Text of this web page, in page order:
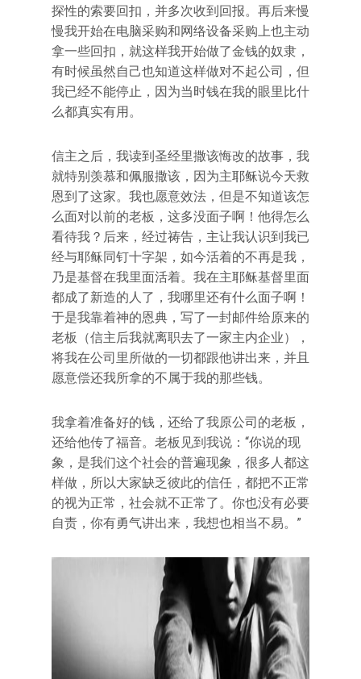
探性的索要回扣，并多次收到回报。再后来慢
慢我开始在电脑采购和网络设备采购上也主动
拿一些回扣，就这样我开始做了金钱的奴隶，
有时候虽然自己也知道这样做对不起公司，但
我已经不能停止，因为当时钱在我的眼里比什
么都真实有用。
信主之后，我读到圣经里撒该悔改的故事，我
就特别羡慕和佩服撒该，因为主耶稣说今天救
恩到了这家。我也愿意效法，但是不知道该怎
么面对以前的老板，这多没面子啊！他得怎么
看待我？后来，经过祷告，主让我认识到我已
经与耶稣同钉十字架，如今活着的不再是我，
乃是基督在我里面活着。我在主耶稣基督里面
都成了新造的人了，我哪里还有什么面子啊！
于是我靠着神的恩典，写了一封邮件给原来的
老板（信主后我就离职去了一家主内企业），
将我在公司里所做的一切都跟他讲出来，并且
愿意偿还我所拿的不属于我的那些钱。
我拿着准备好的钱，还给了我原公司的老板，
还给他传了福音。老板见到我说：“你说的现
象，是我们这个社会的普遍现象，很多人都这
样做，所以大家缺乏彼此的信任，都把不正常
的视为正常，社会就不正常了。你也没有必要
自责，你有勇气讲出来，我想也相当不易。”